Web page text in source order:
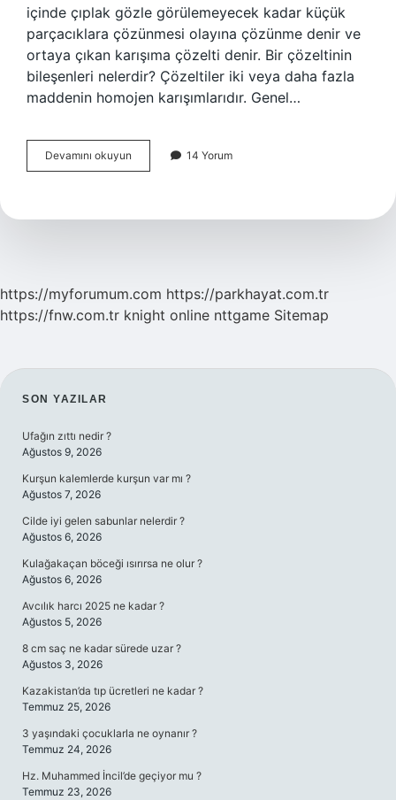
içinde çıplak gözle görülemeyecek kadar küçük
parçacıklara çözünmesi olayına çözünme denir ve
ortaya çıkan karışıma çözelti denir. Bir çözeltinin
bileşenleri nelerdir? Çözeltiler iki veya daha fazla
maddenin homojen karışımlarıdır. Genel…
Devamını okuyun
Hangi
14 Yorum
https://myforumum.com https://parkhayat.com.tr
https://fnw.com.tr knight online nttgame Sitemap
SIDEBAR
SON YAZILAR
Ufağın zıttı nedir ?
Ağustos 9, 2026
Kurşun kalemlerde kurşun var mı ?
Ağustos 7, 2026
Cilde iyi gelen sabunlar nelerdir ?
Ağustos 6, 2026
Kulağakaçan böceği ısırırsa ne olur ?
Ağustos 6, 2026
Avcılık harcı 2025 ne kadar ?
Ağustos 5, 2026
8 cm saç ne kadar sürede uzar ?
Ağustos 3, 2026
Kazakistan’da tıp ücretleri ne kadar ?
Temmuz 25, 2026
3 yaşındaki çocuklarla ne oynanır ?
Temmuz 24, 2026
Hz. Muhammed İncil’de geçiyor mu ?
Temmuz 23, 2026